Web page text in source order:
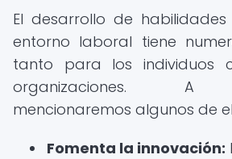
El desarrollo de
entorno laboral tiene
tanto para los individuos
organizaciones. A
mencionaremos algunos de
Fomenta la innovación: